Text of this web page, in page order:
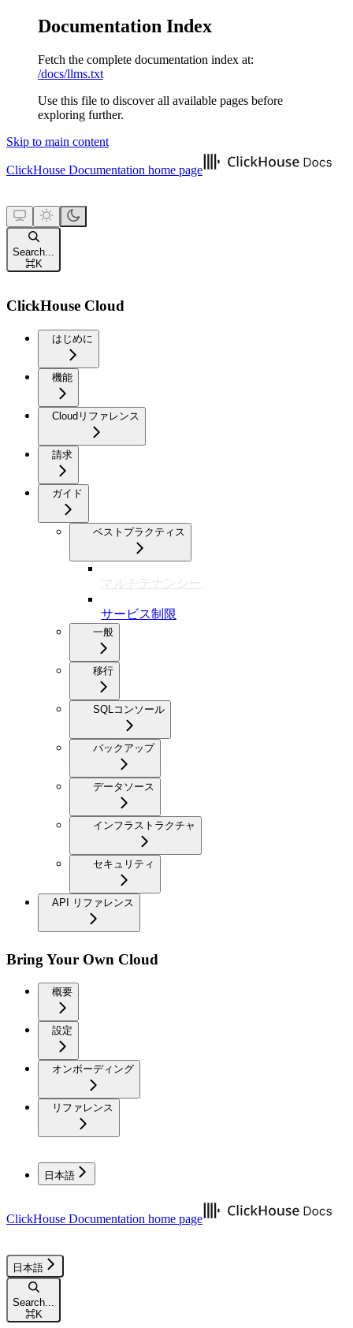
Documentation Index
Fetch the complete documentation index at:
/docs/llms.txt
Use this file to discover all available pages before
exploring further.
Skip to main content
ClickHouse Documentation home page
Search...
⌘K
ClickHouse Cloud
はじめに
機能
Cloudリファレンス
請求
ガイド
ベストプラクティス
マルチテナンシー
サービス制限
一般
移行
SQLコンソール
バックアップ
データソース
インフラストラクチャ
セキュリティ
API リファレンス
Bring Your Own Cloud
概要
設定
オンボーディング
リファレンス
日本語
ClickHouse Documentation home page
日本語
Search...
⌘K